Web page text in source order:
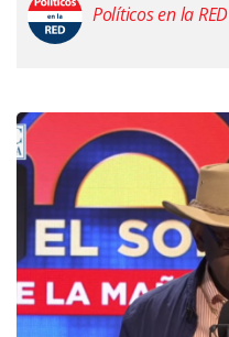
Políticos en la RED